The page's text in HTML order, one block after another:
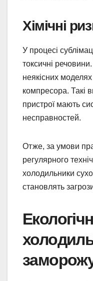
Хімічні
У процесі
токсичні
неякісних
компресора. Такі
пристрої мають
несправностей.
Отже, за умови
регулярного
холодильники
становлять